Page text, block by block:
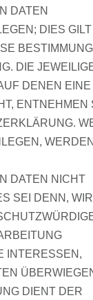
DATEN
DIES GILT
DIE
DENEN EINE
ENTNEHMEN
DATEN NICHT
SEI DENN, WIR
INTERESSEN,
DIENT DER